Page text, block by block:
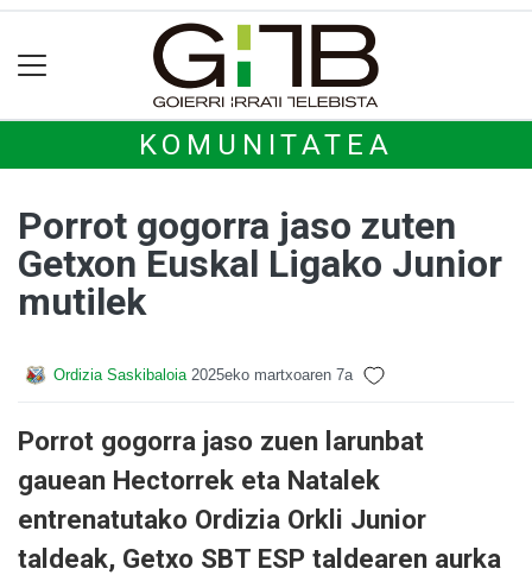
KOMUNITATEA
Porrot gogorra jaso zuten
Getxon Euskal Ligako Junior
mutilek
Ordizia Saskibaloia 2025eko martxoaren 7a
Porrot gogorra jaso zuen larunbat
gauean Hectorrek eta Natalek
entrenatutako Ordizia Orkli Junior
taldeak, Getxo SBT ESP taldearen aurka